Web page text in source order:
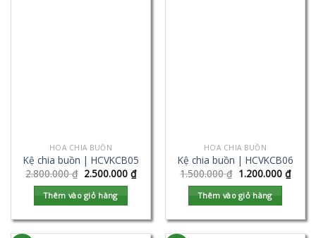
HOA CHIA BUỒN
Kệ chia buồn | HCVKCB05
2.800.000₫ 2.500.000 ₫
Thêm vào giỏ hàng
HOA CHIA BUỒN
Kệ chia buồn | HCVKCB06
1.500.000₫ 1.200.000 ₫
Thêm vào giỏ hàng